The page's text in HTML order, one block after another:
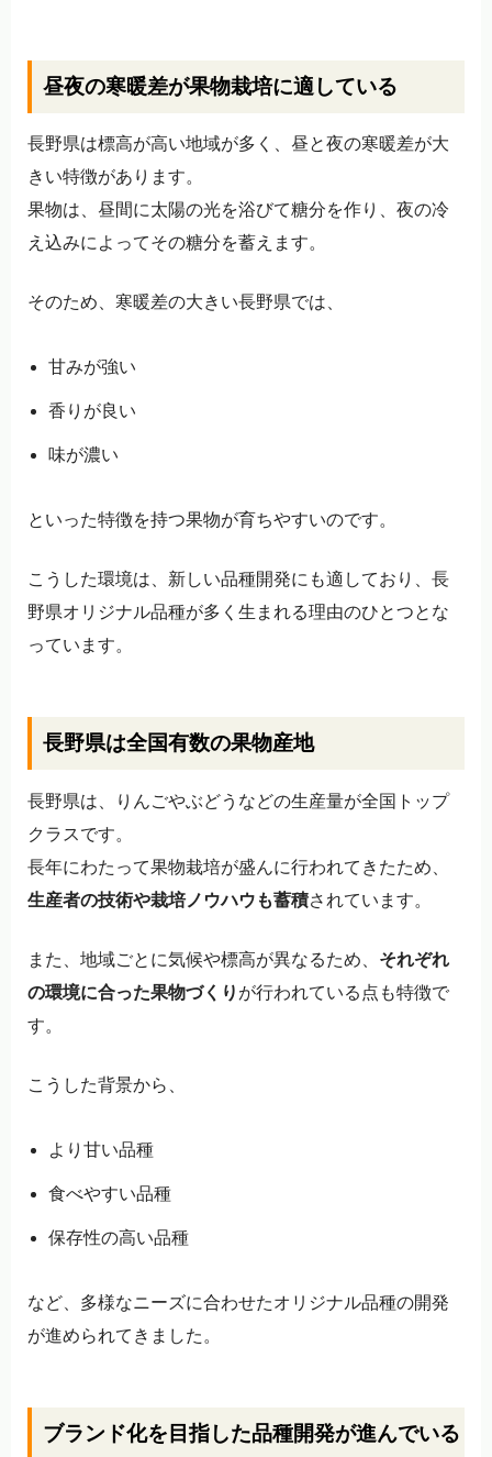
昼夜の寒暖差が果物栽培に適している
長野県は標高が高い地域が多く、昼と夜の寒暖差が大
きい特徴があります。
果物は、昼間に太陽の光を浴びて糖分を作り、夜の冷
え込みによってその糖分を蓄えます。
そのため、寒暖差の大きい長野県では、
甘みが強い
香りが良い
味が濃い
といった特徴を持つ果物が育ちやすいのです。
こうした環境は、新しい品種開発にも適しており、長
野県オリジナル品種が多く生まれる理由のひとつとな
っています。
長野県は全国有数の果物産地
長野県は、りんごやぶどうなどの生産量が全国トップ
クラスです。
長年にわたって果物栽培が盛んに行われてきたため、
生産者の技術や栽培ノウハウも蓄積されています。
また、地域ごとに気候や標高が異なるため、 それぞれ
の環境に合った果物づくり が行われている点も特徴で
す。
こうした背景から、
より甘い品種
食べやすい品種
保存性の高い品種
など、多様なニーズに合わせたオリジナル品種の開発
が進められてきました。
ブランド化を目指した品種開発が進んでいる